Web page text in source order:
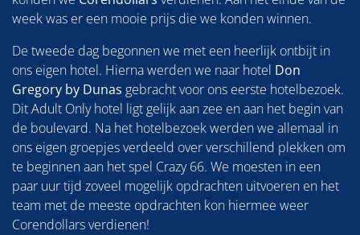
week was er een mooie prijs die we konden winnen.
De tweede dag begonnen we met een heerlijk ontbijt in
ons eigen hotel. Hierna werden we naar hotel Don
Gregory by Dunas gebracht voor ons eerste hotelbezoek.
Dit Adult Only hotel ligt gelijk aan zee en aan het begin van
de boulevard. Na het hotelbezoek werden we allemaal in
ons eigen groepjes verdeeld over verschillend plekken om
te beginnen aan het spel Crazy 66. We moesten in een
paar uur tijd zoveel mogelijk opdrachten uitvoeren en het
team met de meeste opdrachten kon hiermee weer
Corendollars verdienen!